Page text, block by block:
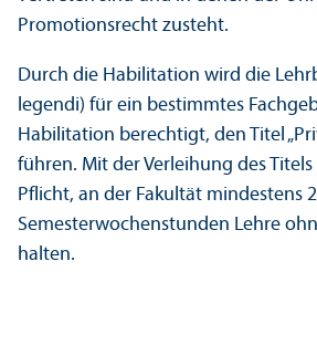
Promotions­recht zusteht.
Durch die Habilitation wird die
legendi) für ein bestimmtes
Habilitation berechtigt, den Titel
führen. Mit der Verleihung des
Pflicht, an der Fakultät mindestens 2
Semesterwochenstunden Lehre
halten.